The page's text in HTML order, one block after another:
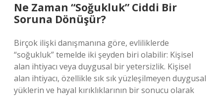
Ne Zaman “Soğukluk” Ciddi Bir
Soruna Dönüşür?
Birçok ilişki danışmanına göre, evliliklerde
“soğukluk” temelde iki şeyden biri olabilir: Kişisel
alan ihtiyacı veya duygusal bir yetersizlik. Kişisel
alan ihtiyacı, özellikle sık sık yüzleşilmeyen duygusal
yüklerin ve hayal kırıklıklarının bir sonucu olarak